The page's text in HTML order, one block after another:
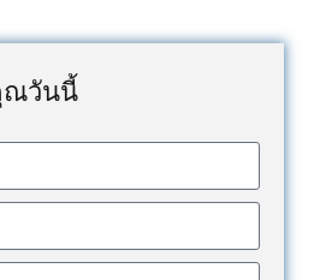
ณวันนี้